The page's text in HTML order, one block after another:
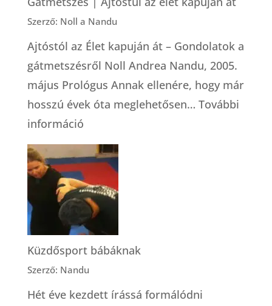
Szerző: Noll a Nandu
Ajtóstól az Élet kapuján át – Gondolatok a
gátmetszésről Noll Andrea Nandu, 2005.
május Prológus Annak ellenére, hogy már
hosszú évek óta meglehetősen… További
információ:
Gátmetszés
|
Ajtóstul
az
élet
kapuján
át
Küzdősport bábáknak
Szerző: Nandu
Hét éve kezdett írássá formálódni